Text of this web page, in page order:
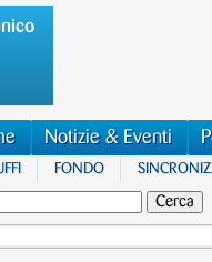
Notizie & Eventi
FONDO